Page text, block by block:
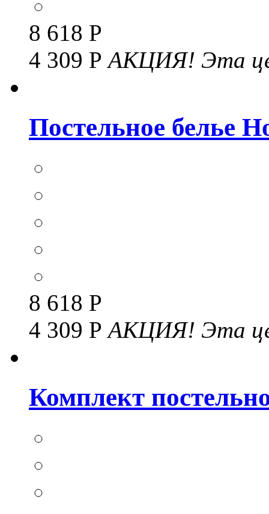
8 618 Р
4 309 РАКЦИЯ! Эта
Постельное белье
8 618 Р
4 309 РАКЦИЯ! Эта
Комплект